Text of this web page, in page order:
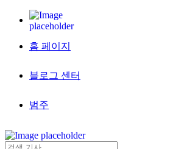
홈 페이지
블로그 센터
범주